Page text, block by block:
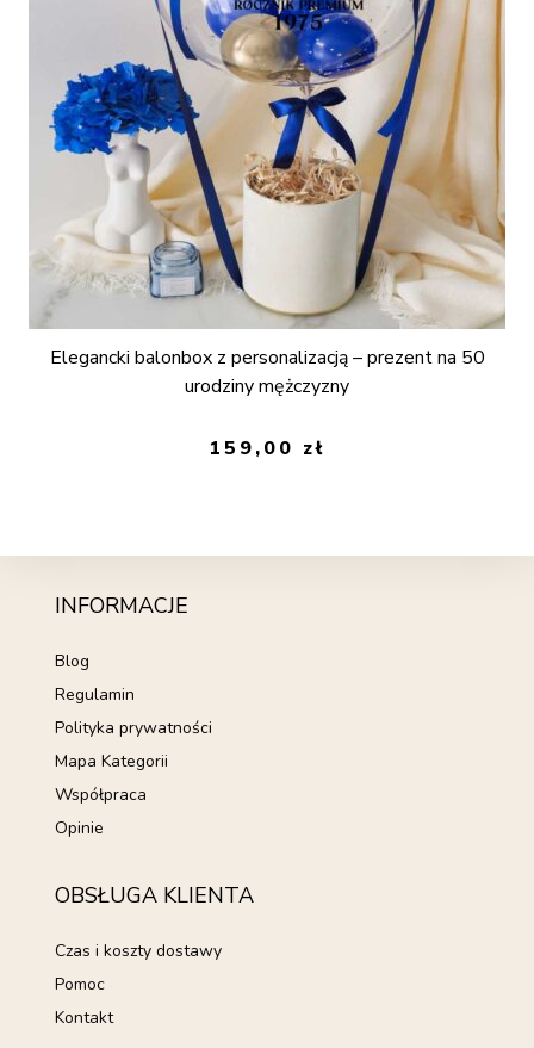
Elegancki balonbox z personalizacją – prezent na 50
urodziny mężczyzny
159,00 zł
INFORMACJE
Blog
Regulamin
Polityka prywatności
Mapa Kategorii
Współpraca
Opinie
OBSŁUGA KLIENTA
Czas i koszty dostawy
Pomoc
Kontakt